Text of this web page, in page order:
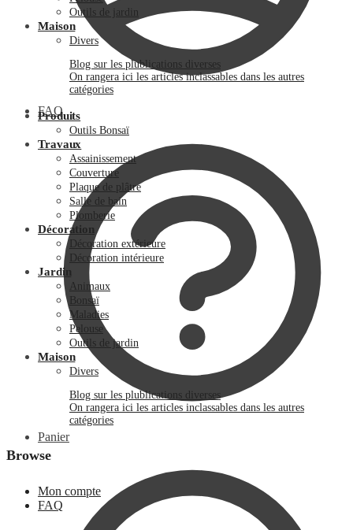
FAQ
Panier
Outils de jardin
Maison
Divers
Blog sur les plublications diverses
On rangera ici les articles inclassables dans les autres
catégories
Produits
Outils Bonsaï
Travaux
Assainissement
Couverture
Plaque de plâtre
Salle de bain
Plomberie
Décoration
Décoration extérieure
Décoration intérieure
Jardin
Animaux
Bonsaï
Maladies
Pelouse
Outils de jardin
Maison
Divers
Blog sur les plublications diverses
On rangera ici les articles inclassables dans les autres
catégories
Browse
Mon compte
FAQ